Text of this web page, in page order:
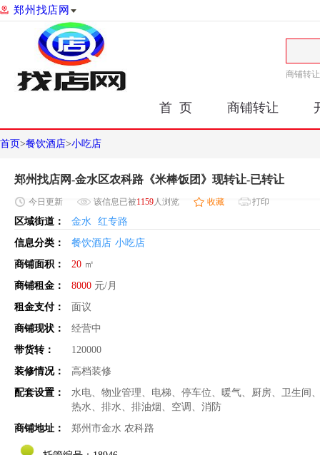
郑州找店网
商铺转让
首 页 商铺转让
首页>餐饮酒店>小吃店
郑州找店网-金水区农科路《米棒饭团》现转让-已转让
今日 更新 该信息已被1159人浏览 收藏 打印
区域街道： 金水 红专路
信息分类：
餐饮酒店 小吃店
商铺面积：
20 ㎡
商铺租金：
8000 元/月
租金支付：
面议
商铺现状：
经营中
带货转：
120000
装修情况：
高档装修
配套设置：
水电、物业管理、电梯、停车位、暖气、厨房、卫生间
热水、排水、排油烟、空调、消防
商铺地址：
郑州市金水 农科路